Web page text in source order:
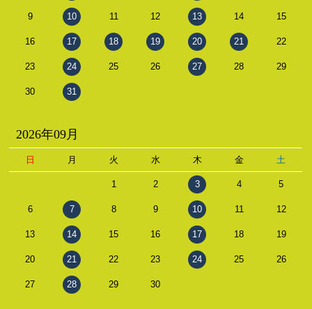
9 10 11 12 13 14 15
16 17 18 19 20 21 22
23 24 25 26 27 28 29
30 31
2026年09月
日 月 火 水 木 金 土
1 2 3 4 5
6 7 8 9 10 11 12
13 14 15 16 17 18 19
20 21 22 23 24 25 26
27 28 29 30